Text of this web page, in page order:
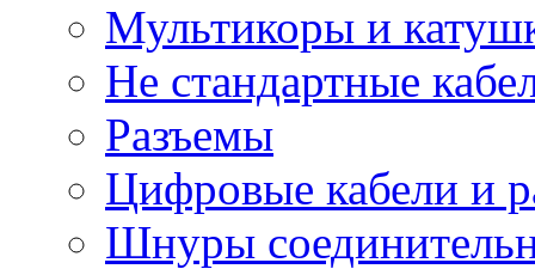
Мультикоры и
Не стандартные
Разъемы
Цифровые кабели и
Шнуры